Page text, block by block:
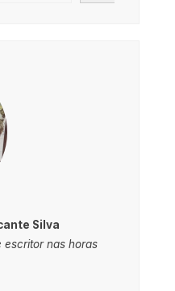
Silva
escritor nas horas